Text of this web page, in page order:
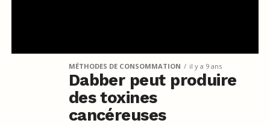
MÉTHODES DE CONSOMMATION il y a 9 ans
Dabber peut produire
des toxines
cancéreuses